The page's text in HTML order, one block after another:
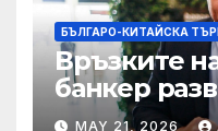
БЪЛГАРО-КИТАЙСКА
Връзките
банкер
надеждите
MAY 21, 2026